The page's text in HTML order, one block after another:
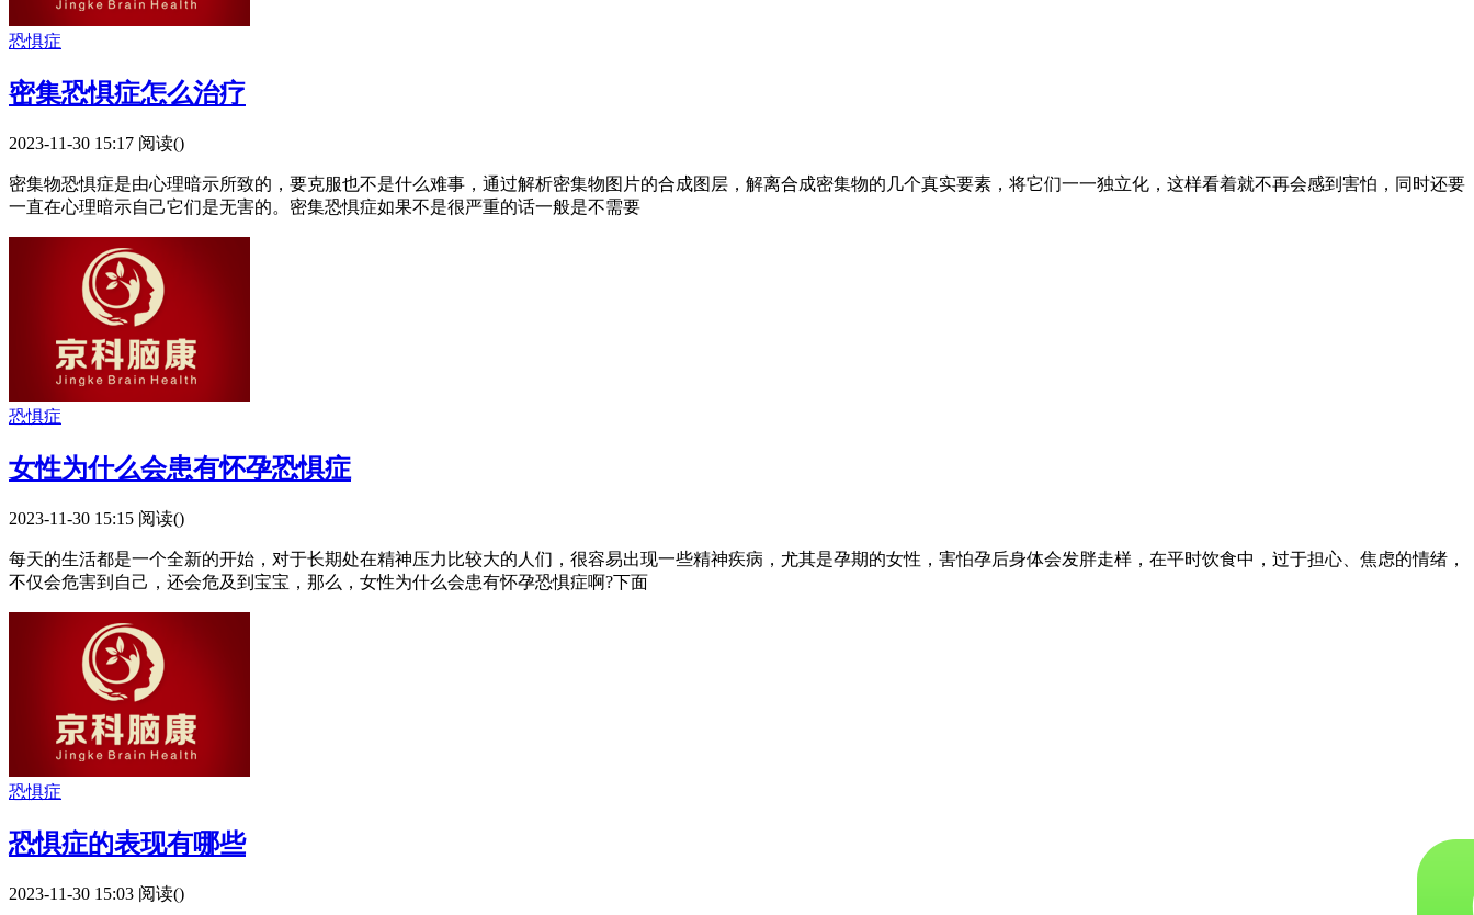
恐惧症
密集恐惧症怎么治疗
2023-11-30 15:17 阅读()
密集物恐惧症是由心理暗示所致的，要克服也不是什么难事，通过解析密集物图片的合成图层，解离合成密集物的几个真实要素，将它们一一独立化，这样看着就不再会感到害怕，同时还要
一直在心理暗示自己它们是无害的。密集恐惧症如果不是很严重的话一般是不需要
恐惧症
女性为什么会患有怀孕恐惧症
2023-11-30 15:15 阅读()
每天的生活都是一个全新的开始，对于长期处在精神压力比较大的人们，很容易出现一些精神疾病，尤其是孕期的女性，害怕孕后身体会发胖走样，在平时饮食中，过于担心、焦虑的情绪，
不仅会危害到自己，还会危及到宝宝，那么，女性为什么会患有怀孕恐惧症啊?下面
恐惧症
恐惧症的表现有哪些
2023-11-30 15:03 阅读()